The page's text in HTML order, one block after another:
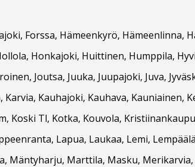
Forssa, Hämeenkyrö, Hämeenlinna,
Honkajoki, Huittinen, Humppila,
Joutsa, Juuka, Juupajoki, Juva,
Kauhajoki, Kauhava, Kauniainen,
Koski Tl, Kotka, Kouvola,
Lapua, Laukaa, Lemi,
Mäntyharju, Marttila, Masku,